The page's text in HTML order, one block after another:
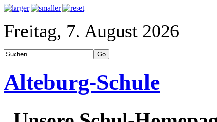
Freitag, 7. August 2026
Alteburg-Schule